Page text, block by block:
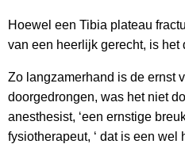
Hoewel een Tibia plateau
van een heerlijk gerecht, is het
Zo langzamerhand is de ernst
doorgedrongen, was het niet
anesthesist, ‘een ernstige
fysiotherapeut, ‘ dat is een wel